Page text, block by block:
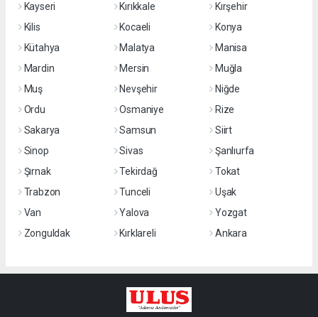
Kayseri
Kırıkkale
Kırşehir
Kilis
Kocaeli
Konya
Kütahya
Malatya
Manisa
Mardin
Mersin
Muğla
Muş
Nevşehir
Niğde
Ordu
Osmaniye
Rize
Sakarya
Samsun
Siirt
Sinop
Sivas
Şanlıurfa
Şırnak
Tekirdağ
Tokat
Trabzon
Tunceli
Uşak
Van
Yalova
Yozgat
Zonguldak
Kırklareli Ankara